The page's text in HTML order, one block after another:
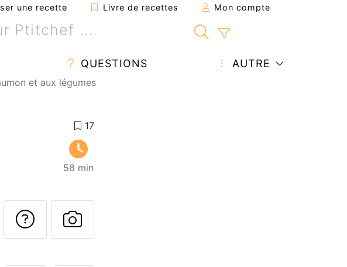
une recette Livre de recettes Mon compte
QUESTIONS AUTRE
et aux légumes
58 min
cette recette à un ami
Imprimer cette page
Poser une question à l'auteur
Publier votre photo de cette